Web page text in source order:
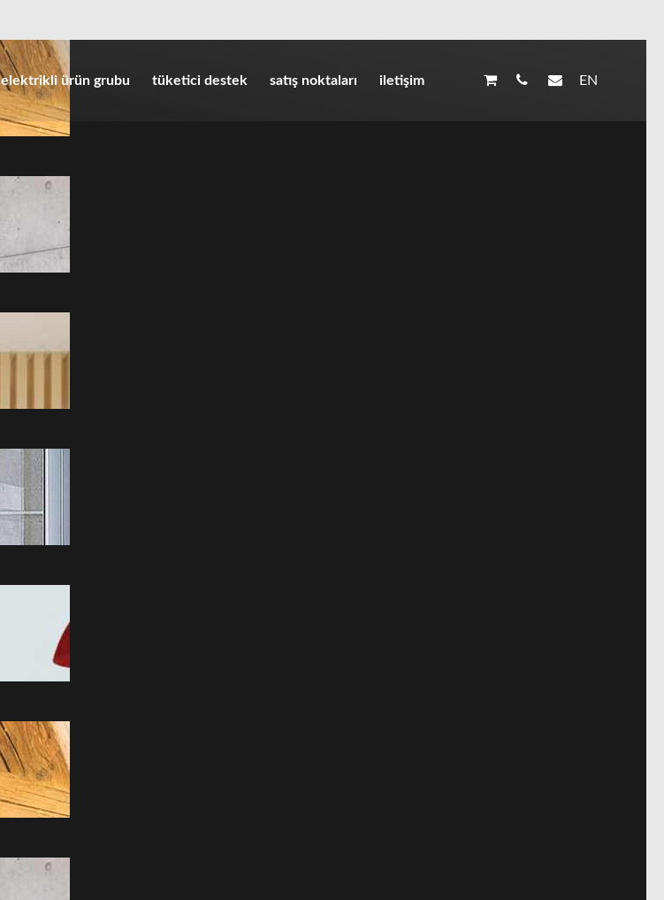
elektrikli ürün grubu tüketici destek satış noktaları iletişim EN